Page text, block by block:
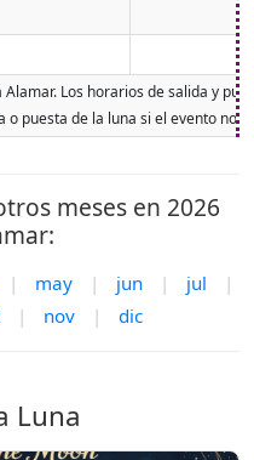
Los horarios de salida y
puesta de la luna si el evento no
meses en 2026
| may | jun | jul
|
| nov | dic
Luna